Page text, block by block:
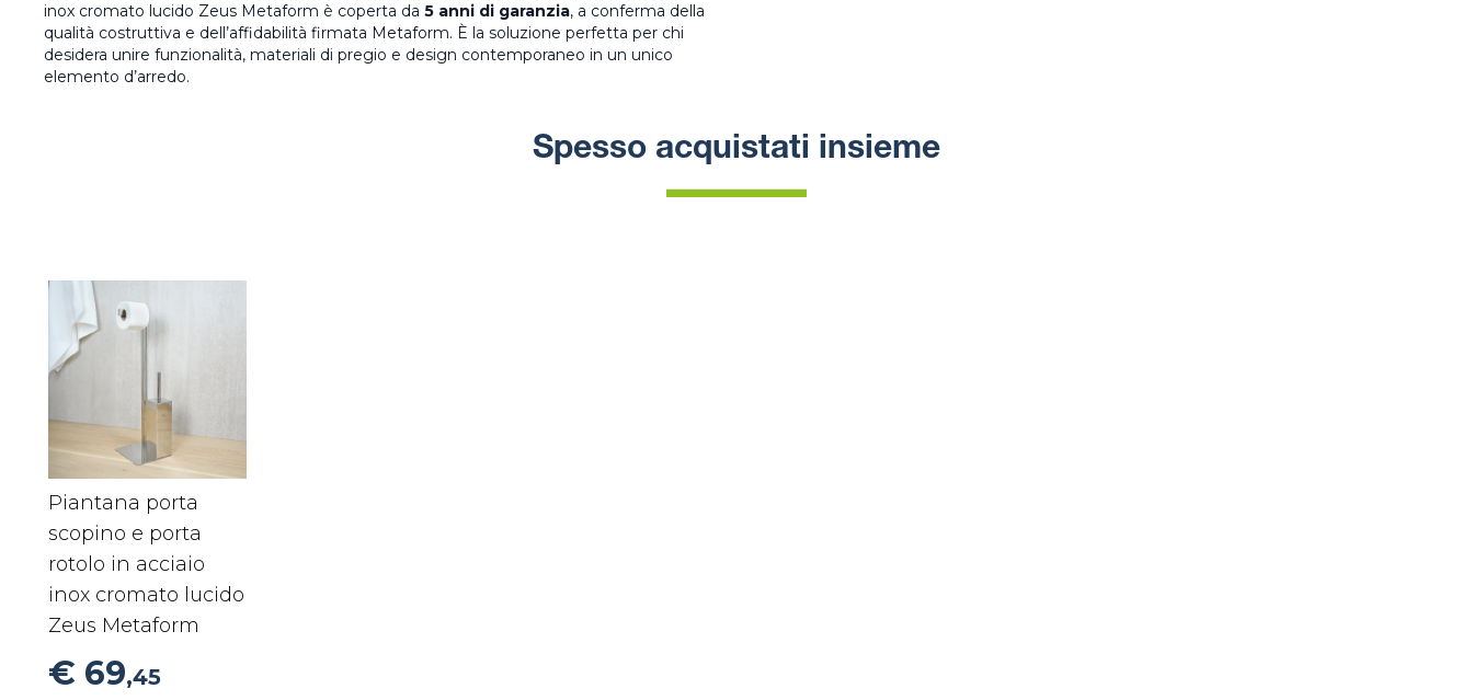
inox cromato lucido Zeus Metaform è coperta da 5 anni di garanzia, a conferma della
qualità costruttiva e dell’affidabilità firmata Metaform. È la soluzione perfetta per chi
desidera unire funzionalità, materiali di pregio e design contemporaneo in un unico
elemento d’arredo.
Spesso acquistati insieme
Piantana porta
scopino e porta
rotolo in acciaio
inox cromato lucido
Zeus Metaform
€ 69,45